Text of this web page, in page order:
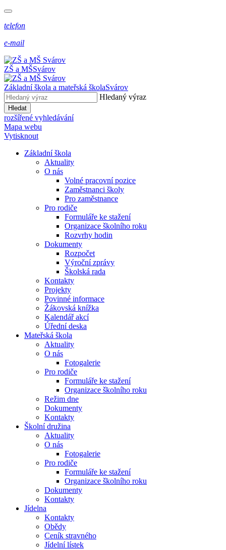
telefon
e-mail
ZŠ a MŠSvárov
Základní škola a mateřská školaSvárov
Hledaný výraz
Hledat
rozšířené vyhledávání
Mapa webu
Vytisknout
Základní škola
Aktuality
O nás
Volné pracovní pozice
Zaměstnanci školy
Pro zaměstnance
Pro rodiče
Formuláře ke stažení
Organizace školního roku
Rozvrhy hodin
Dokumenty
Rozpočet
Výroční zprávy
Školská rada
Kontakty
Projekty
Povinné informace
Žákovská knížka
Kalendář akcí
Úřední deska
Mateřská škola
Aktuality
O nás
Fotogalerie
Pro rodiče
Formuláře ke stažení
Organizace školního roku
Režim dne
Dokumenty
Kontakty
Školní družina
Aktuality
O nás
Fotogalerie
Pro rodiče
Formuláře ke stažení
Organizace školního roku
Dokumenty
Kontakty
Jídelna
Kontakty
Obědy
Ceník stravného
Jídelní lístek